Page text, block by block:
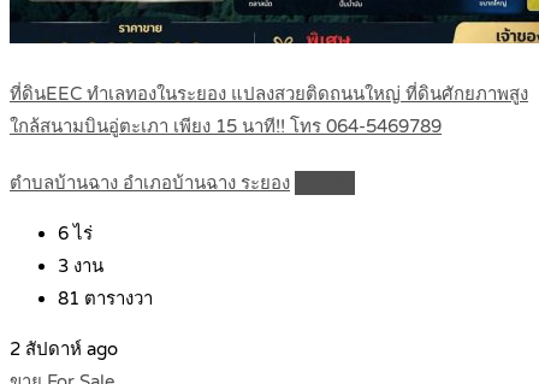
ที่ดินEEC ทำเลทองในระยอง แปลงสวยติดถนนใหญ่ ที่ดินศักยภาพสูง
ใกล้สนามบินอู่ตะเภา เพียง 15 นาที!! โทร 064-5469789
ตำบลบ้านฉาง อำเภอบ้านฉาง ระยอง
6ไร่
3 งาน
81 ตารางวา
2 สัปดาห์ ago